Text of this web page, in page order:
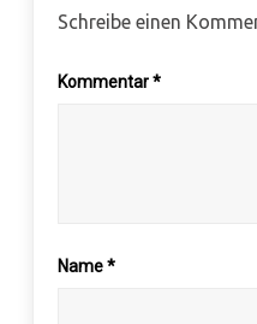
Schreibe einen
Kommentar*
Name*